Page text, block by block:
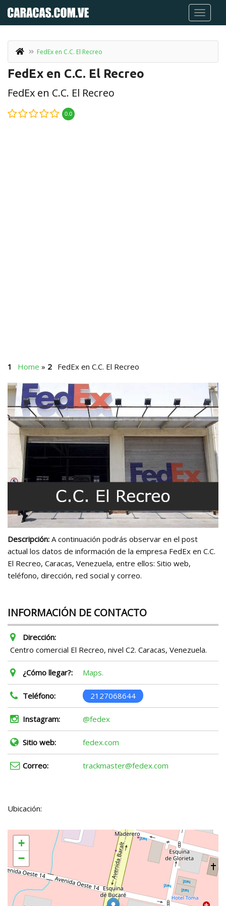
FedEx en C.C. El Recreo
FedEx en C.C. El Recreo
FedEx en C.C. El Recreo
0.0
Home » FedEx en C.C. El Recreo
Descripción: A continuación podrás observar en el post
actual los datos de información de la empresa FedEx en C.C.
El Recreo, Caracas, Venezuela, entre ellos: Sitio web,
teléfono, dirección, red social y correo.
INFORMACIÓN DE CONTACTO
Dirección:
Centro comercial El Recreo, nivel C2. Caracas, Venezuela.
¿Cómo llegar?: Maps.
Teléfono: 2127068644
Instagram: @fedex
Sitio web: fedex.com
Correo: trackmaster@fedex.com
Ubicación:
+
−